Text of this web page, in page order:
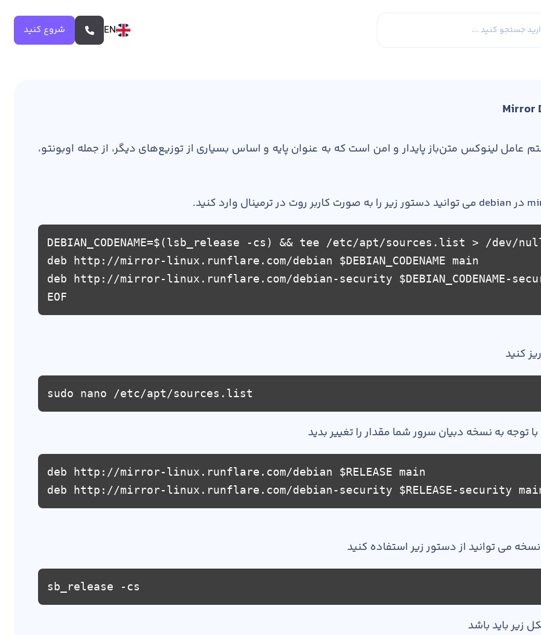
EN شروع کنید
عامل لینوکس متن‌باز پایدار و امن است که به عنوان پایه و اساس بسیاری از توزیع‌های دیگر، از جمله اوبونتو،
DEBIAN_CODENAME=$(lsb_release -cs) && tee /etc/apt/sources.list > /dev/null
deb http://mirror-linux.runflare.com/debian $DEBIAN_CODENAME main
deb http://mirror-linux.runflare.com/debian-security $DEBIAN_CODENAME-
EOF
کنید
sudo nano /etc/apt/sources.list
توجه به نسخه دبیان سرور شما مقدار را تغییر بدید
deb http://mirror-linux.runflare.com/debian $RELEASE main
deb http://mirror-linux.runflare.com/debian-security $RELEASE-security
می توانید از دستور زیر استفاده کنید
sb_release -cs
زیر باید باشد